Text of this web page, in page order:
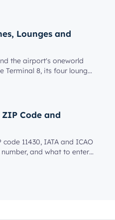
Lounges and
the airport's oneworld
Terminal 8, its four lounges
Code and
11430, IATA and ICAO
and what to enter